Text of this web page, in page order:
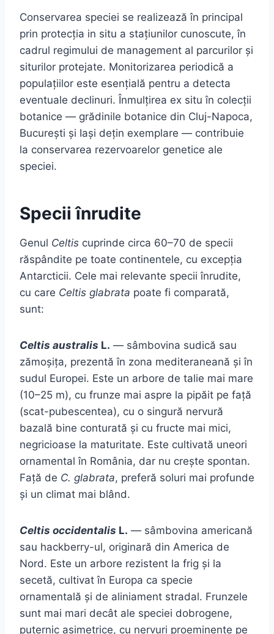
Conservarea speciei se realizează în principal
prin protecția in situ a stațiunilor cunoscute, în
cadrul regimului de management al parcurilor și
siturilor protejate. Monitorizarea periodică a
populațiilor este esențială pentru a detecta
eventuale declinuri. Înmulțirea ex situ în colecții
botanice — grădinile botanice din Cluj-Napoca,
București și Iași dețin exemplare — contribuie
la conservarea rezervoarelor genetice ale
speciei.
Specii înrudite
Genul Celtis cuprinde circa 60–70 de specii
răspândite pe toate continentele, cu excepția
Antarcticii. Cele mai relevante specii înrudite,
cu care Celtis glabrata poate fi comparată,
sunt:
Celtis australis L. — sâmbovina sudică sau
zămoșița, prezentă în zona mediteraneană și în
sudul Europei. Este un arbore de talie mai mare
(10–25 m), cu frunze mai aspre la pipăit pe față
(scat-pubescentea), cu o singură nervură
bazală bine conturată și cu fructe mai mici,
negricioase la maturitate. Este cultivată uneori
ornamental în România, dar nu crește spontan.
Față de C. glabrata, preferă soluri mai profunde
și un climat mai blând.
Celtis occidentalis L. — sâmbovina americană
sau hackberry-ul, originară din America de
Nord. Este un arbore rezistent la frig și la
secetă, cultivat în Europa ca specie
ornamentală și de aliniament stradal. Frunzele
sunt mai mari decât ale speciei dobrogene,
puternic asimetrice, cu nervuri proeminente pe